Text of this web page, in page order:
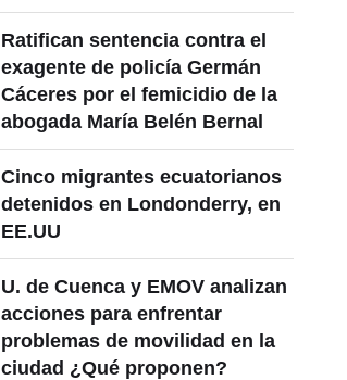
Ratifican sentencia contra el
exagente de policía Germán
Cáceres por el femicidio de la
abogada María Belén Bernal
Cinco migrantes ecuatorianos
detenidos en Londonderry, en
EE.UU
U. de Cuenca y EMOV analizan
acciones para enfrentar
problemas de movilidad en la
ciudad ¿Qué proponen?